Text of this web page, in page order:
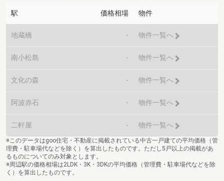
駅 価格相場 物件
地蔵橋 - 物件一覧へ
南小松島 - 物件一覧へ
文化の森 - 物件一覧へ
阿波赤石 - 物件一覧へ
二軒屋 - 物件一覧へ
※このデータはgoo住宅・不動産に掲載されている中古一戸建ての平均価格（管
理費・駐車場代などを除く）を算出したものです。ただし5戸以上の掲載があ
るものについてのみ対象とします。
※周辺駅の価格相場は2LDK・3K・3DKの平均価格（管理費・駐車場代などを除
く）を算出したものです。